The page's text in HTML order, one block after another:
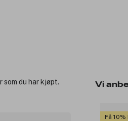
Vi
Få 10%
du har kjøpt.